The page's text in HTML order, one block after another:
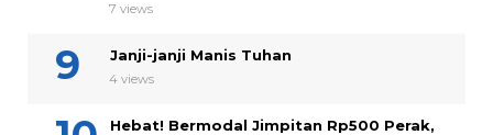
7 views
Janji-janji Manis Tuhan
4 views
Hebat! Bermodal Jimpitan Rp500 Perak,